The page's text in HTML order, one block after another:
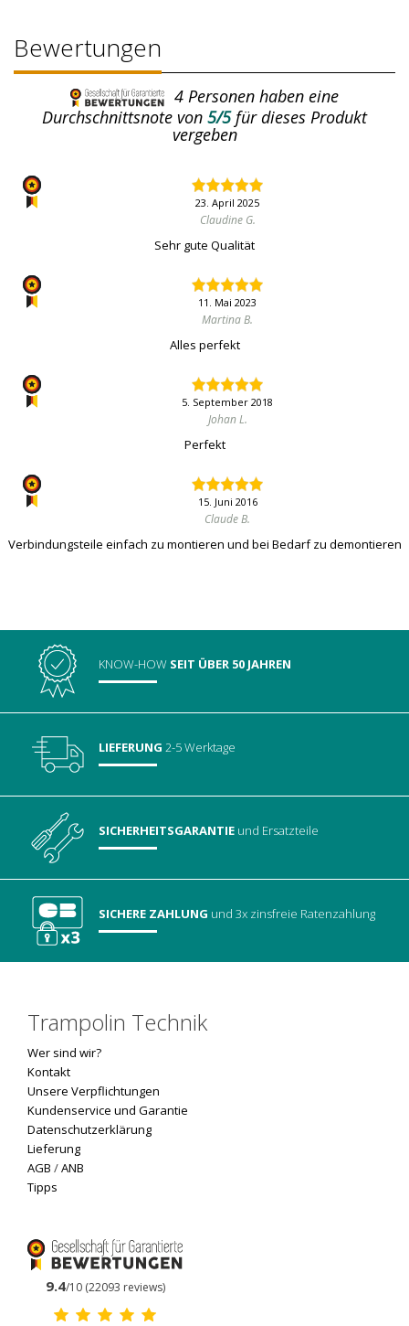
Bewertungen
4 Personen haben eine
Durchschnittsnote von 5/5für dieses Produkt
vergeben
23. April 2025
Claudine G.
Sehr gute Qualität
11. Mai 2023
Martina B.
Alles perfekt
5. September 2018
Johan L.
Perfekt
15. Juni 2016
Claude B.
Verbindungsteile einfach zu montieren und bei Bedarf zu demontieren
KNOW-HOW SEIT ÜBER 50 JAHREN
LIEFERUNG 2-5 Werktage
SICHERHEITSGARANTIE und Ersatzteile
SICHERE ZAHLUNG und 3x zinsfreie Ratenzahlung
Trampolin Technik
Wer sind wir?
Kontakt
Unsere Verpflichtungen
Kundenservice und Garantie
Datenschutzerklärung
Lieferung
AGB /ANB
Tipps
9.4/10 (22093 reviews)